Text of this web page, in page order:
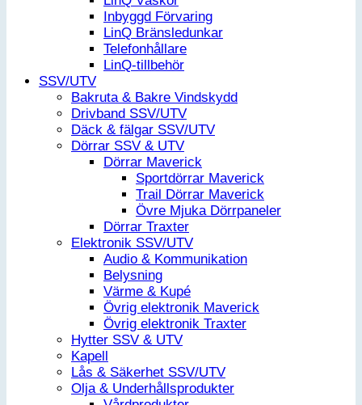
Inbyggd Förvaring
LinQ Bränsledunkar
Telefonhållare
LinQ-tillbehör
SSV/UTV
Bakruta & Bakre Vindskydd
Drivband SSV/UTV
Däck & fälgar SSV/UTV
Dörrar SSV & UTV
Dörrar Maverick
Sportdörrar Maverick
Trail Dörrar Maverick
Övre Mjuka Dörrpaneler
Dörrar Traxter
Elektronik SSV/UTV
Audio & Kommunikation
Belysning
Värme & Kupé
Övrig elektronik Maverick
Övrig elektronik Traxter
Hytter SSV & UTV
Kapell
Lås & Säkerhet SSV/UTV
Olja & Underhållsprodukter